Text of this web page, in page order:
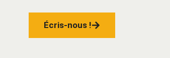
Écris-nous !